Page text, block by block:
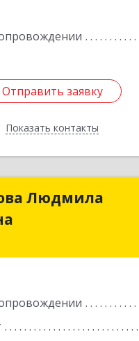
Отправить заявку
Показать контакты
Отправить заявку
Назад
Людмила
ИП Полякова